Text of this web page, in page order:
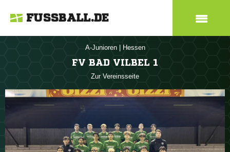
FUSSBALL.DE
A-Junioren Hessen
FV BAD VILBEL 1
Zur Vereinsseite